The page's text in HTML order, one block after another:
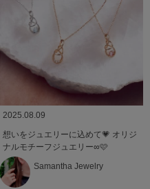
2025.08.09
想いをジュエリーに込めて💗 オリジ
ナルモチーフジュエリー∞🩷
Samantha Jewelry